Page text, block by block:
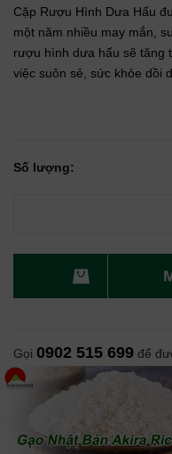
Cặp Rượu Hình Dưa Hấu
một năm nhiều may mắn,
rượu hình dưa hấu sẽ tăng
việc suôn sẻ, sức khỏe dồi
Số lượng:
Gọi 0902 515 699 để